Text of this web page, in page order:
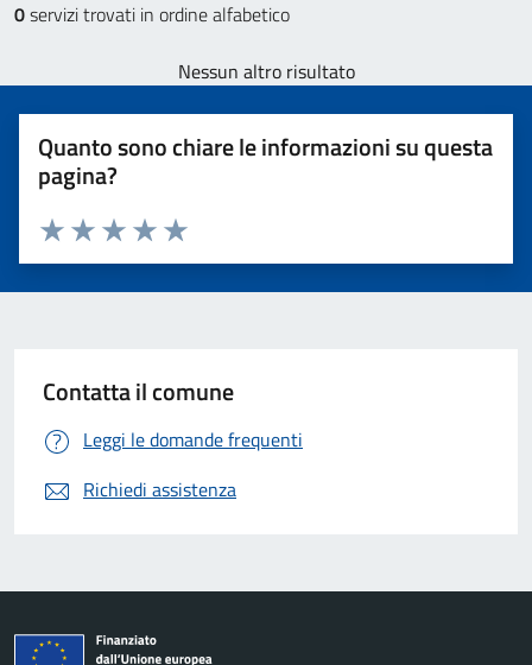
0servizi trovati in ordine alfabetico
Nessun altro risultato
Quanto sono chiare le informazioni su questa
pagina?
Valuta 5 stelle su 5
Valuta 4 stelle su 5
Valuta 3 stelle su 5
Valuta 2 stelle su 5
Valuta 1 stelle su 5
Contatta il comune
Leggi le domande frequenti
Richiedi assistenza